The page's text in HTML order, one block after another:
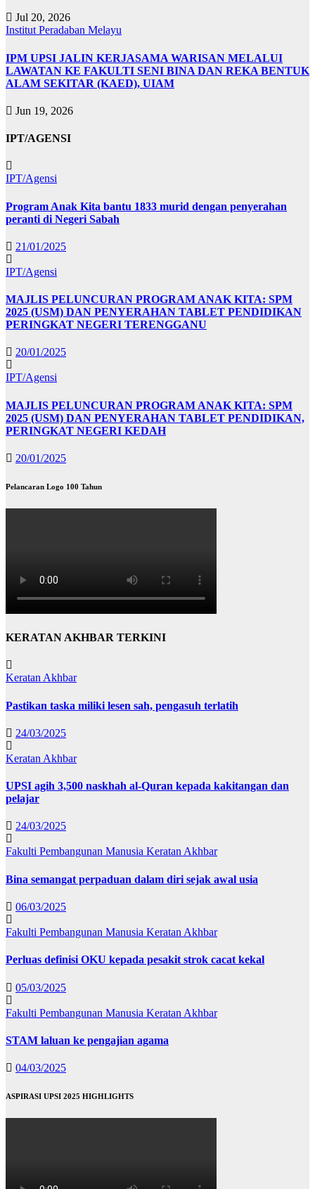
Jul 20, 2026
Institut Peradaban Melayu
IPM UPSI JALIN KERJASAMA WARISAN MELALUI
LAWATAN KE FAKULTI SENI BINA DAN REKA BENTUK
ALAM SEKITAR (KAED), UIAM
Jun 19, 2026
IPT/AGENSI
IPT/Agensi
Program Anak Kita bantu 1833 murid dengan penyerahan
peranti di Negeri Sabah
21/01/2025
IPT/Agensi
MAJLIS PELUNCURAN PROGRAM ANAK KITA: SPM
2025 (USM) DAN PENYERAHAN TABLET PENDIDIKAN
PERINGKAT NEGERI TERENGGANU
20/01/2025
IPT/Agensi
MAJLIS PELUNCURAN PROGRAM ANAK KITA: SPM
2025 (USM) DAN PENYERAHAN TABLET PENDIDIKAN,
PERINGKAT NEGERI KEDAH
20/01/2025
Pelancaran Logo 100 Tahun
KERATAN AKHBAR TERKINI
Keratan Akhbar
Pastikan taska miliki lesen sah, pengasuh terlatih
24/03/2025
Keratan Akhbar
UPSI agih 3,500 naskhah al-Quran kepada kakitangan dan
pelajar
24/03/2025
Fakulti Pembangunan Manusia Keratan Akhbar
Bina semangat perpaduan dalam diri sejak awal usia
06/03/2025
Fakulti Pembangunan Manusia Keratan Akhbar
Perluas definisi OKU kepada pesakit strok cacat kekal
05/03/2025
Fakulti Pembangunan Manusia Keratan Akhbar
STAM laluan ke pengajian agama
04/03/2025
ASPIRASI UPSI 2025 HIGHLIGHTS